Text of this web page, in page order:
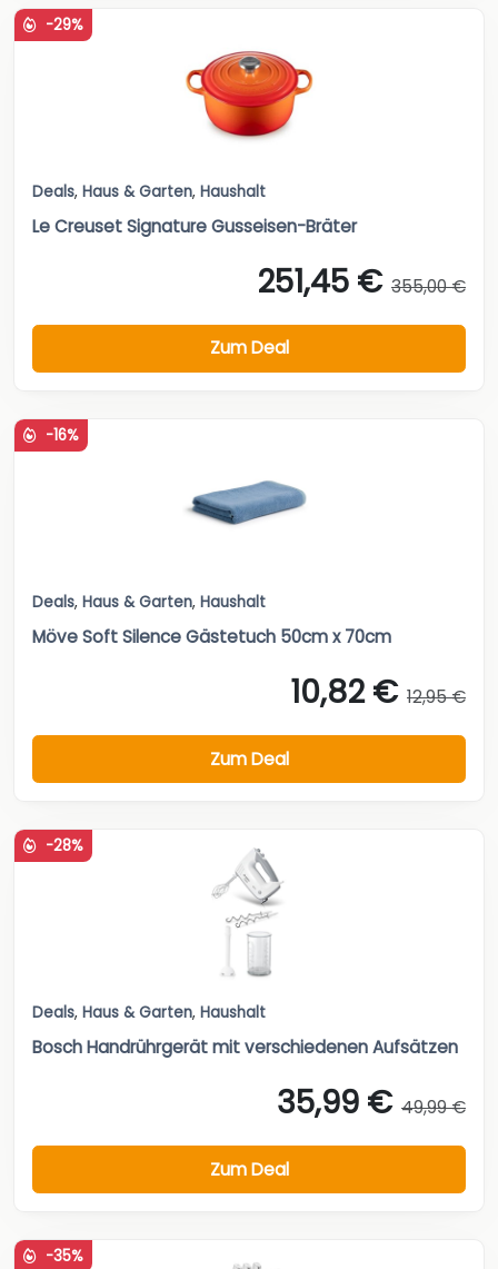
-29%
Deals, Haus & Garten, Haushalt
Le Creuset Signature Gusseisen-Bräter
251,45 € 355,00 €
Zum Deal
-16%
Deals, Haus & Garten, Haushalt
Möve Soft Silence Gästetuch 50cm x 70cm
10,82 € 12,95 €
Zum Deal
-28%
Deals, Haus & Garten, Haushalt
Bosch Handrührgerät mit verschiedenen Aufsätzen
35,99 € 49,99 €
Zum Deal
-35%